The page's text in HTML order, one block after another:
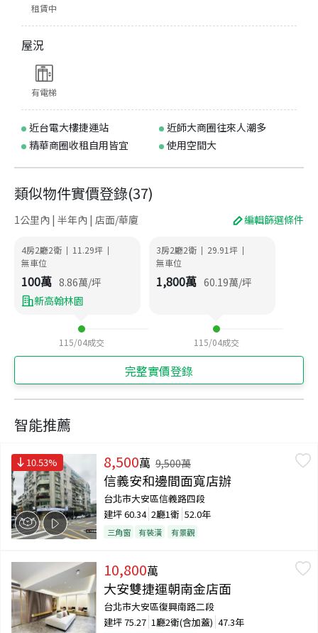
租賃中
屋況
有電梯
近台電大樓捷運站
近師大商圈往來人潮多
精華商圈收租自用皆宜
使用空間大
類似物件實價登錄(37)
1公里內 | 半年內 | 店面/華廈 編輯篩選條件
4房2廳2衛 | 11.29坪 |
無車位
100萬 8.86萬/坪
新高翰林園
115/04成交
3房2廳2衛 | 29.91坪 |
無車位
1,800萬 60.19萬/坪
115/04成交
完整實價登錄
智能推薦
10.53% 8,500萬 9,500萬
信義安和邊間面寬店辦
台北市大安區信義路四段
建坪60.34 2廳1衛 52.0年
三角窗 有裝潢 有景觀
10,800萬
大安雙捷運朝南金店面
台北市大安區復興南路二段
建坪75.27 1廳2衛(含加蓋) 47.3年